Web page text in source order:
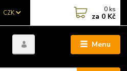
Menu
CZK 0 ks
za 0 Kč